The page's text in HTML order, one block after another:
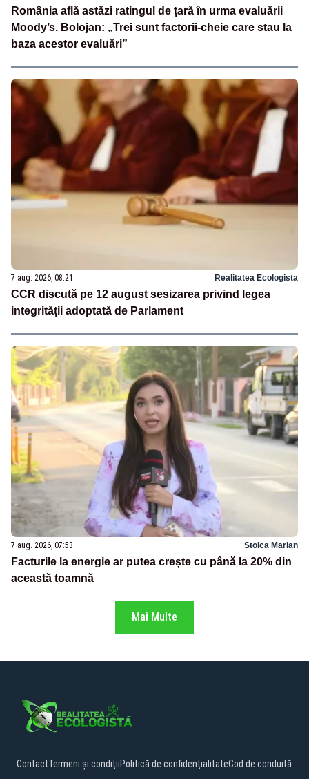
România află astăzi ratingul de țară în urma evaluării
Moody’s. Bolojan: „Trei sunt factorii-cheie care stau la
baza acestor evaluări”
7 aug. 2026, 08:21 Realitatea Ecologista
CCR discută pe 12 august sesizarea privind legea
integrității adoptată de Parlament
7 aug. 2026, 07:53 Stoica Marian
Facturile la energie ar putea crește cu până la 20% din
această toamnă
Mai Multe
ContactTermeni și condițiiPolitică de confidențialitateCod de conduită